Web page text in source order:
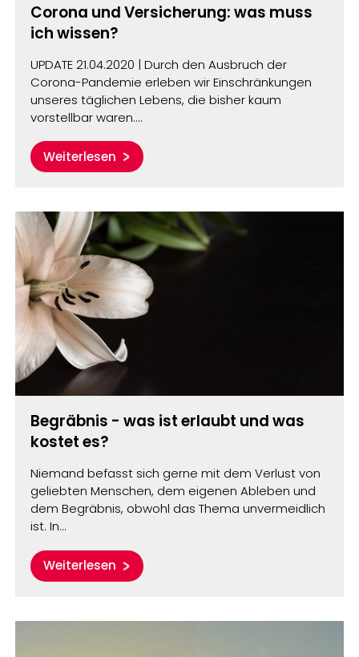
Corona und Versicherung: was muss
ich wissen?
UPDATE 21.04.2020 | Durch den Ausbruch der
Corona-Pandemie erleben wir Einschränkungen
unseres täglichen Lebens, die bisher kaum
vorstellbar waren.…
Weiterlesen
Begräbnis - was ist erlaubt und was
kostet es?
Niemand befasst sich gerne mit dem Verlust von
geliebten Menschen, dem eigenen Ableben und
dem Begräbnis, obwohl das Thema unvermeidlich
ist. In…
Weiterlesen